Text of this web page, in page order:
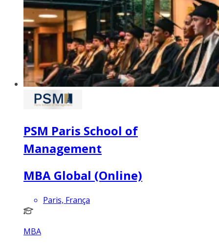
PSM Paris School of
Management
MBA Global (Online)
Paris, França
MBA